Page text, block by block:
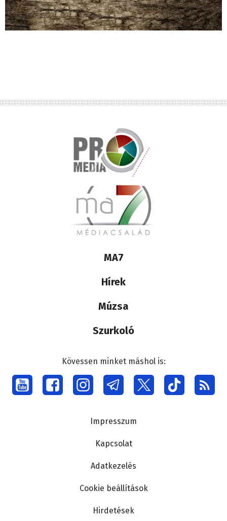
Lábléc
médiacsalád
MA7
Hírek
Múzsa
Szurkoló
Social
menu
Kövessen minket máshol is:
Impresszum
Kapcsolat
Adatkezelés
Cookie beállítások
Hirdetések